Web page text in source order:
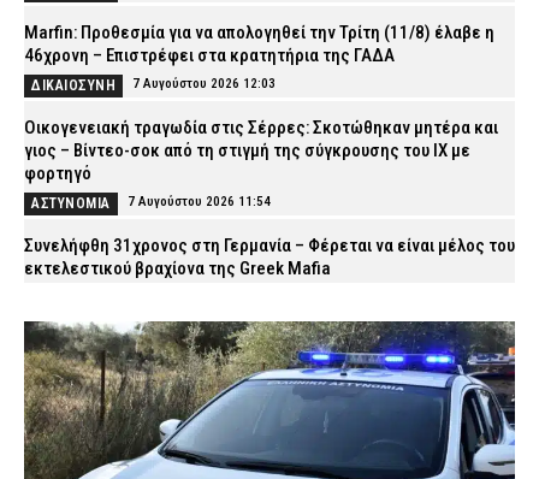
Marfin: Προθεσμία για να απολογηθεί την Τρίτη (11/8) έλαβε η
46χρονη – Επιστρέφει στα κρατητήρια της ΓΑΔΑ
ΔΙΚΑΙΟΣΥΝΗ 7 Αυγούστου 2026 12:03
Οικογενειακή τραγωδία στις Σέρρες: Σκοτώθηκαν μητέρα και
γιος – Βίντεο-σοκ από τη στιγμή της σύγκρουσης του ΙΧ με
φορτηγό
ΑΣΤΥΝΟΜΙΑ 7 Αυγούστου 2026 11:54
Συνελήφθη 31χρονος στη Γερμανία – Φέρεται να είναι μέλος του
εκτελεστικού βραχίονα της Greek Mafia
Σπιτάκια ανακύκλωσης: Η πολιτική παρωδία ΝΔ και ΠΑΣΟΚ που
έγινε… τσίρκο
ΠΟΛΙΤΙΚΗ 7 Αυγούστου 2026 11:29
Επιχειρήσεις της ΕΛ.ΑΣ. για την αντιμετώπιση της
εγκληματικότητας στην Πελοπόννησο – Συνελήφθησαν 31